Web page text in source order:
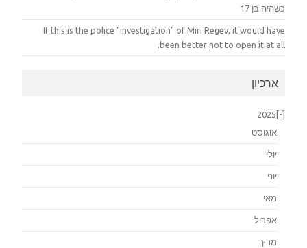
כשהיה בן 17
If this is the police "investigation" of Miri Regev, it would have
been better not to open it at all.
ארכיון
[-]
2025
אוגוסט
יולי
יוני
מאי
אפריל
מרץ